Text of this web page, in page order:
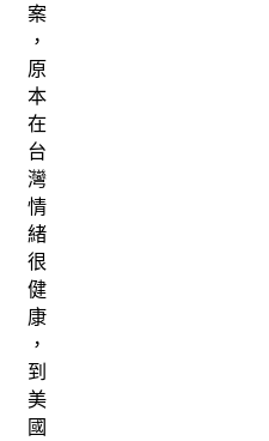
案
，
原
本
在
台
灣
情
緒
很
健
康
，
到
美
國